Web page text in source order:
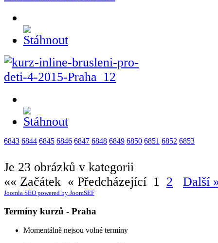
6843 6844 6845 6846 6847 6848 6849 6850 6851 6852 6853
Je 23 obrázků v kategorii
«« Začátek « Předcházející 1 2 Další
Joomla SEO powered by JoomSEF
Termíny kurzů - Praha
Momentálně nejsou volné termíny